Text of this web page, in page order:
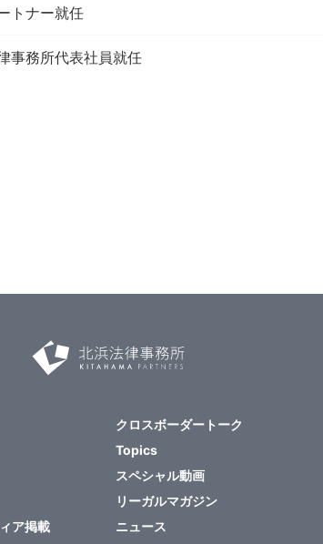
トナー就任
事務所代表社員就任
ア掲載
クロスボーダートーク
Topics
スペシャル動画
リーガルマガジン
ニュース